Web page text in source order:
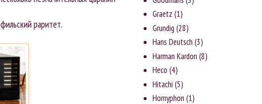
раритет.
Graetz (1)
Grundig (28)
Hans Deutsch (3)
Harman Kardon (8)
Heco (4)
Hitachi (5)
Hornyphon (1)